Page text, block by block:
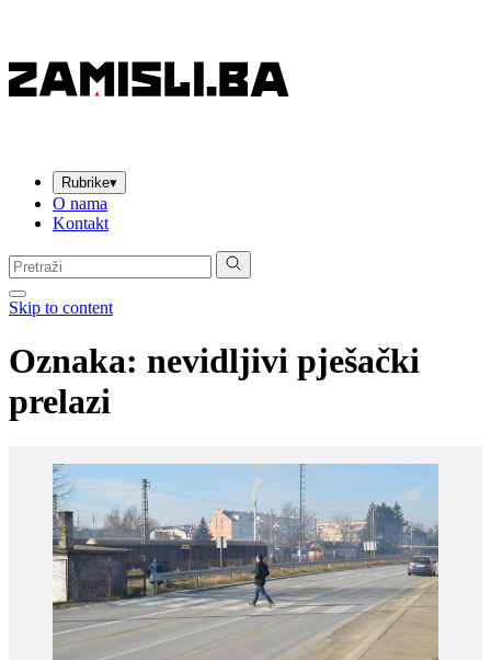
Rubrike▾
O nama
Kontakt
Pretraga:
Skip to content
Oznaka: nevidljivi pješački
prelazi